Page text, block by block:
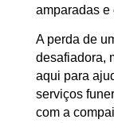
amparadas e
A perda de
desafiadora,
aqui para
serviços
com a